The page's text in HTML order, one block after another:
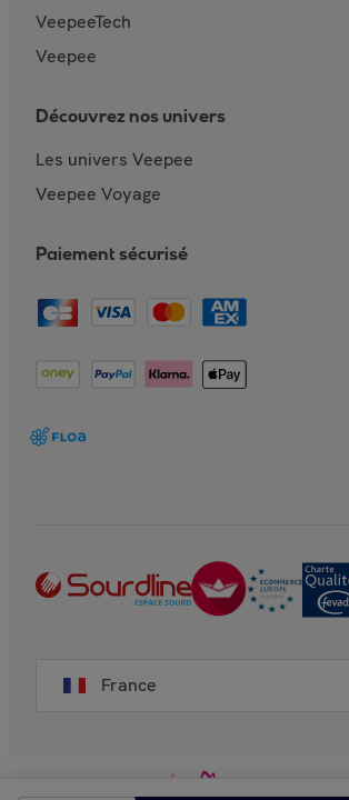
VeepeeTech
Veepee
Découvrez nos univers
Les univers Veepee
Veepee Voyage
Paiement sécurisé
France